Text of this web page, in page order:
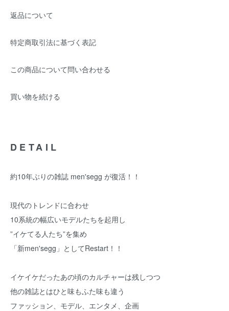
返品について
特定商取引法に基づく表記
この商品について問い合わせる
買い物を続ける
DETAIL
約10年ぶりの雑誌 men'segg が復活！！
現代のトレンドに合わせ
10系統の幅広いモデルたちを起用し
”イケてる人たち”を集め
「新men'segg」としてRestart！！
イケイケだったあの頃のカルチャーは残しつつ
他の雑誌とはひと味もふた味も違う
ファッション、モデル、エンタメ、企画